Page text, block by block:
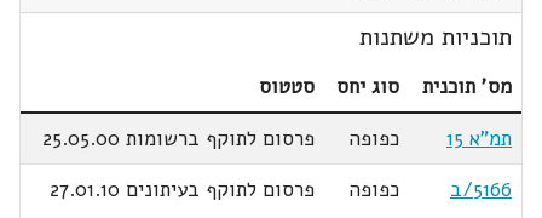
תוכניות משתנות
מס' תוכנית סוג יחס
סטטוס
תמ"א 15
כפופה
פרסום לתוקף ברשומות 25.05.00
5166/ב
כפופה פרסום לתוקף בעיתונים 27.01.10